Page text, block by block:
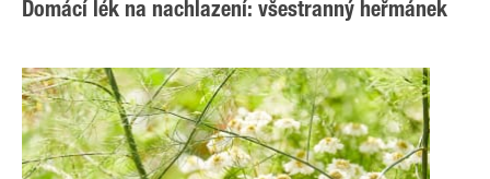
Domácí lék na nachlazení: všestranný heřmánek